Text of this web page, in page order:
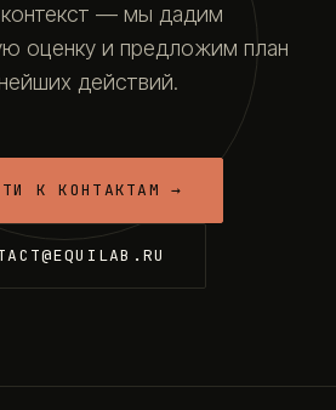
— мы дадим
оценку и предложим план
действий.
К КОНТАКТАМ →